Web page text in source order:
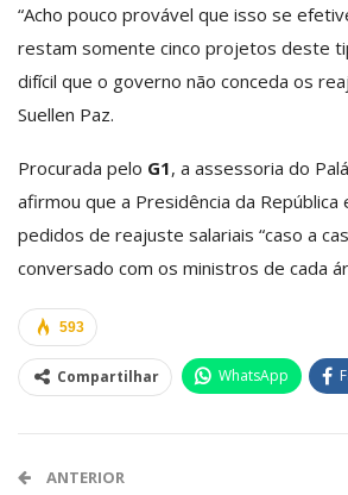
“Acho pouco provável que isso se
restam somente cinco projetos deste
difícil que o governo não conceda os
Suellen Paz.
Procurada pelo G1, a assessoria do
afirmou que a Presidência da República
pedidos de reajuste salariais “caso a
conversado com os ministros de cada
593
Compartilhar WhatsApp
ANTERIOR